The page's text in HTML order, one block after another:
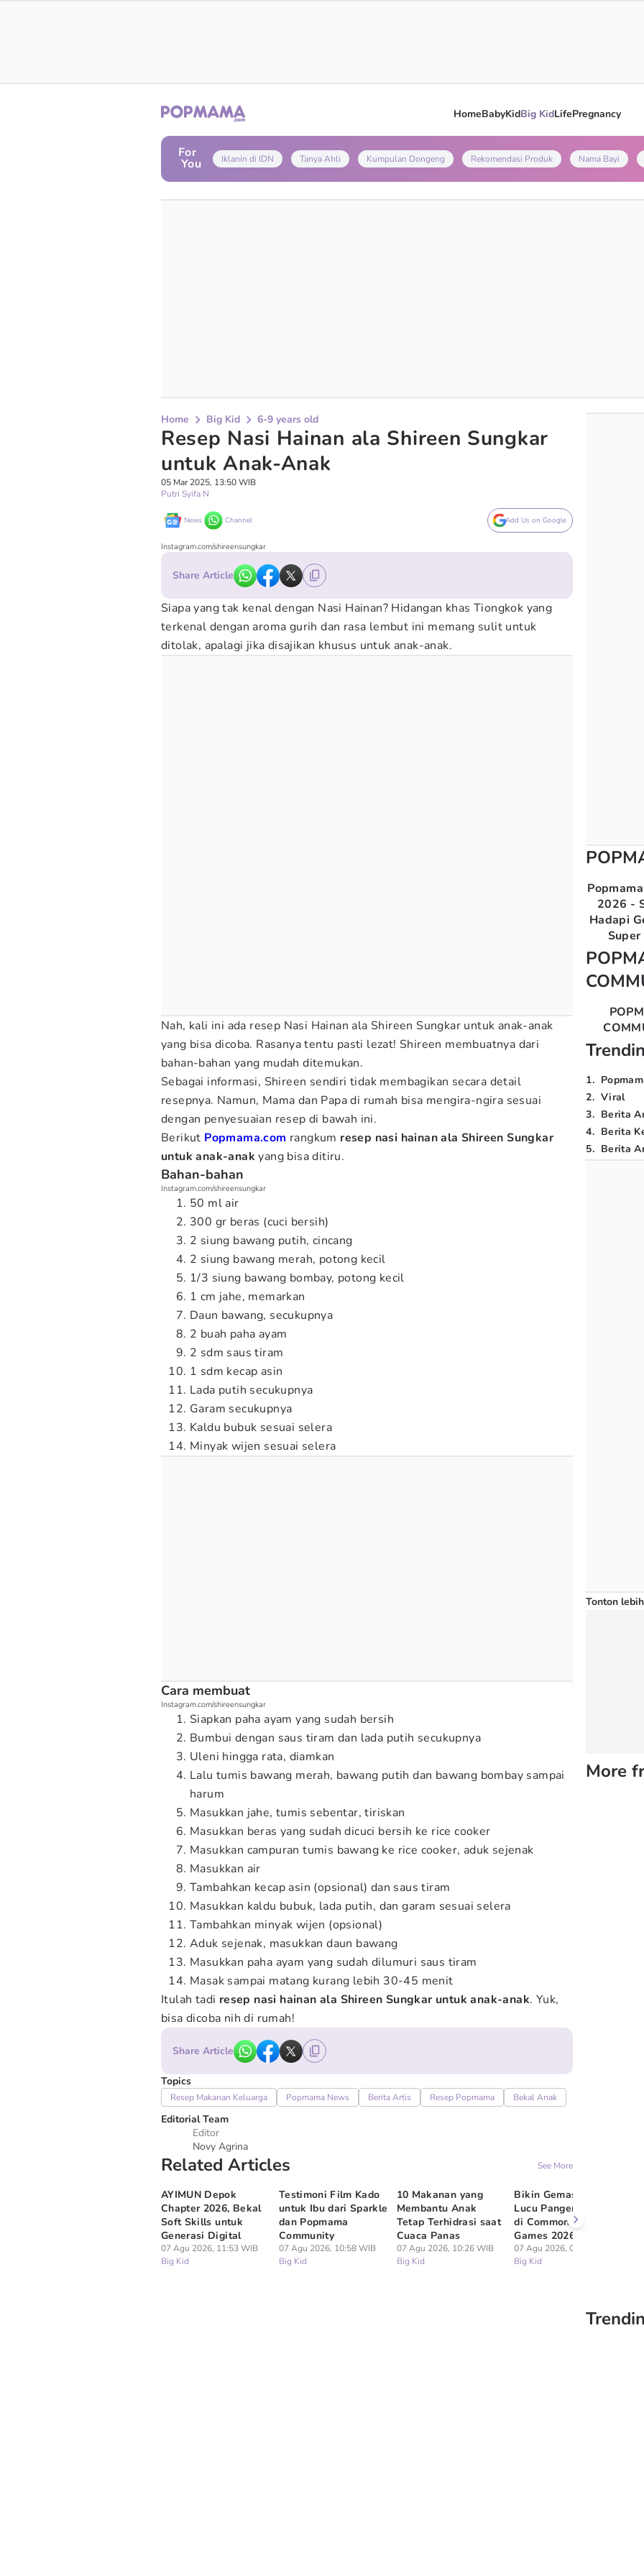
HomeBabyKidBig KidLifePregnancy
For
You Iklanin di IDN Tanya Ahli Kumpulan Dongeng Rekomendasi Produk Nama Bayi
Home Big Kid 6-9 years old
Resep Nasi Hainan ala Shireen Sungkar
untuk Anak-Anak
05 Mar 2025, 13:50 WIB
Putri Syifa N
News Channel Add Us on Google
Instagram.com/shireensungkar
Share Article
Siapa yang tak kenal dengan Nasi Hainan? Hidangan khas Tiongkok yang
terkenal dengan aroma gurih dan rasa lembut ini memang sulit untuk
ditolak, apalagi jika disajikan khusus untuk anak-anak.
Nah, kali ini ada resep Nasi Hainan ala Shireen Sungkar untuk anak-anak
yang bisa dicoba. Rasanya tentu pasti lezat! Shireen membuatnya dari
bahan-bahan yang mudah ditemukan.
Sebagai informasi, Shireen sendiri tidak membagikan secara detail
resepnya. Namun, Mama dan Papa di rumah bisa mengira-ngira sesuai
dengan penyesuaian resep di bawah ini.
Berikut Popmama.com rangkum resep nasi hainan ala Shireen Sungkar
untuk anak-anak yang bisa ditiru.
Bahan-bahan
Instagram.com/shireensungkar
50 ml air
300 gr beras (cuci bersih)
2 siung bawang putih, cincang
2 siung bawang merah, potong kecil
1/3 siung bawang bombay, potong kecil
1 cm jahe, memarkan
Daun bawang, secukupnya
2 buah paha ayam
2 sdm saus tiram
1 sdm kecap asin
Lada putih secukupnya
Garam secukupnya
Kaldu bubuk sesuai selera
Minyak wijen sesuai selera
Cara membuat
Instagram.com/shireensungkar
Siapkan paha ayam yang sudah bersih
Bumbui dengan saus tiram dan lada putih secukupnya
Uleni hingga rata, diamkan
Lalu tumis bawang merah, bawang putih dan bawang bombay sampai
harum
Masukkan jahe, tumis sebentar, tiriskan
Masukkan beras yang sudah dicuci bersih ke rice cooker
Masukkan campuran tumis bawang ke rice cooker, aduk sejenak
Masukkan air
Tambahkan kecap asin (opsional) dan saus tiram
Masukkan kaldu bubuk, lada putih, dan garam sesuai selera
Tambahkan minyak wijen (opsional)
Aduk sejenak, masukkan daun bawang
Masukkan paha ayam yang sudah dilumuri saus tiram
Masak sampai matang kurang lebih 30-45 menit
Itulah tadi resep nasi hainan ala Shireen Sungkar untuk anak-anak. Yuk,
bisa dicoba nih di rumah!
Share Article
Topics
Resep Makanan Keluarga Popmama News Berita Artis Resep Popmama Bekal Anak
Editorial Team
Editor
Novy Agrina
Related Articles See More
AYIMUN Depok
Chapter 2026, Bekal
Soft Skills untuk
Generasi Digital
07 Agu 2026, 11:53 WIB
Big Kid
Testimoni Film Kado
untuk Ibu dari Sparkle
dan Popmama
Community
07 Agu 2026, 10:58 WIB
Big Kid
10 Makanan yang
Membantu Anak
Tetap Terhidrasi saat
Cuaca Panas
07 Agu 2026, 10:26 WIB
Big Kid
Bikin Gemas! Momen
Lucu Pangeran Louis
di Commonwealth
Games 2026
07 Agu 2026, 09:48 WIB
Big Kid
2026 -
Hadapi
1.
2. Viral
3. Berita
4. Berita
5. Berita
Tonton
More